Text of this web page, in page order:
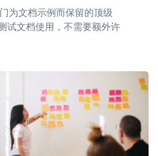
为文档示例而保留的顶级
试文档使用，不需要额外许